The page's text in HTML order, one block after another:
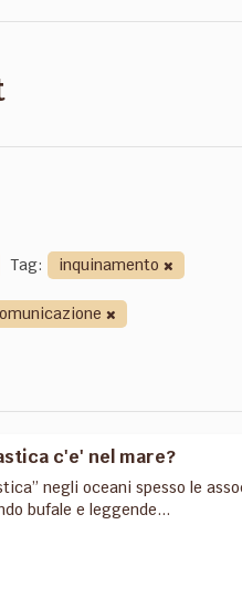
Tag:
inquinamento
c'e' nel mare?
negli oceani spesso le
bufale e leggende...